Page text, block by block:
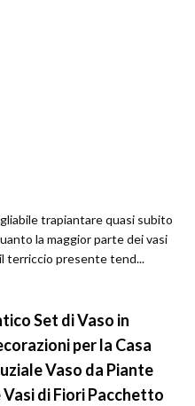
trapiantare quasi subito
la maggior parte dei vasi
terriccio presente tend...
Set di Vaso in
per la Casa
Vaso da Piante
di Fiori Pacchetto